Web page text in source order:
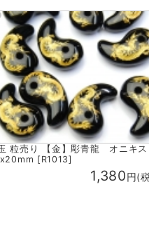
粒売り 【金】彫青龍 オニキ
[R1013]
1,380円(